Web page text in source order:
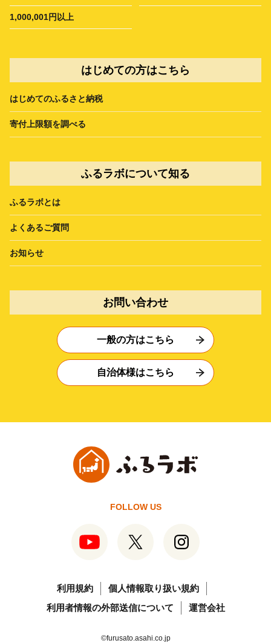
1,000,001円以上
はじめての方はこちら
はじめてのふるさと納税
寄付上限額を調べる
ふるラボについて知る
ふるラボとは
よくあるご質問
お知らせ
お問い合わせ
一般の方はこちら
自治体様はこちら
FOLLOW US
利用規約
個人情報取り扱い規約
利用者情報の外部送信について
運営会社
©furusato.asahi.co.jp